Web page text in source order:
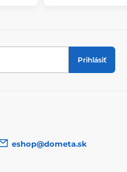
Prihlásiť
eshop@dometa.sk